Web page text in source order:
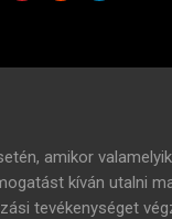
amikor
kíván utalni
tevékenységet